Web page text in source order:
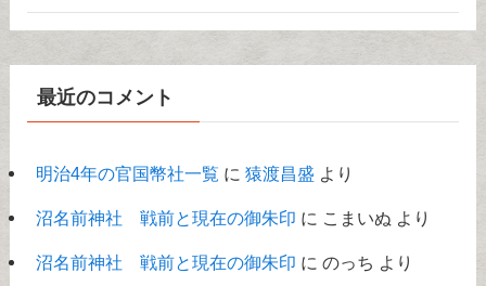
最近のコメント
明治4年の官国幣社一覧 に 猿渡昌盛 より
沼名前神社 戦前と現在の御朱印 に こまいぬ より
沼名前神社 戦前と現在の御朱印 に のっち より